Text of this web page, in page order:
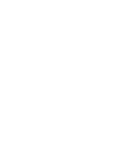
ำตอบ